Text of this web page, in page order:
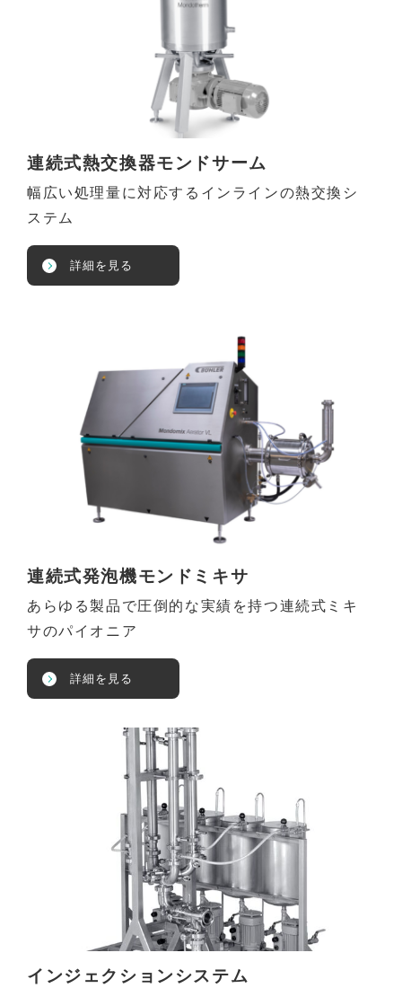
連続式熱交換器モンドサーム
幅広い処理量に対応するインラインの熱交換シ
ステム
詳細を見る
連続式発泡機モンドミキサ
あらゆる製品で圧倒的な実績を持つ連続式ミキ
サのパイオニア
詳細を見る
インジェクションシステム